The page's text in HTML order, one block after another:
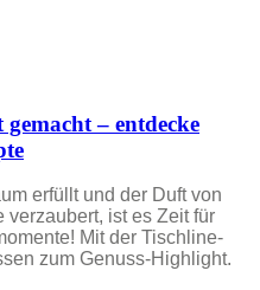
gemacht – entdecke
erfüllt und der Duft von
ist es Zeit für
Mit der Tischline-
zum Genuss-Highlight.